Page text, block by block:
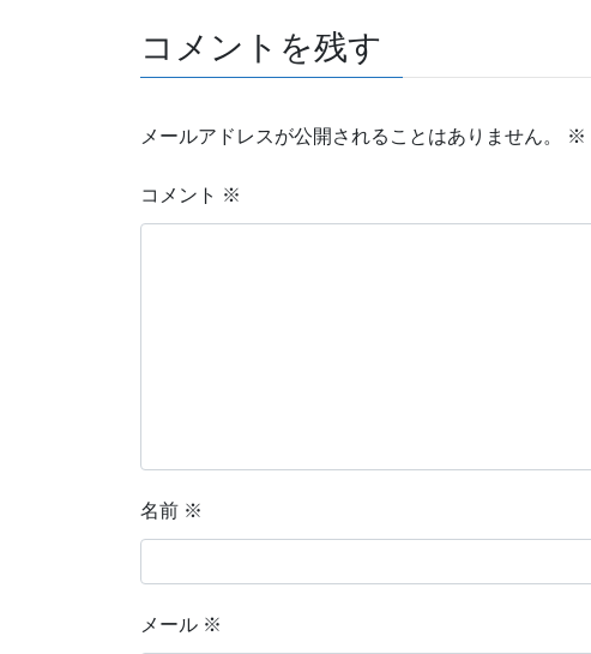
コメントを残す
メールアドレスが公開されることはありません。 ※
コメント ※
名前 ※
メール ※